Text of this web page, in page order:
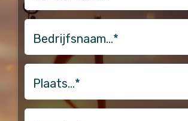
Bedrijfsnaam…
Plaats…
email